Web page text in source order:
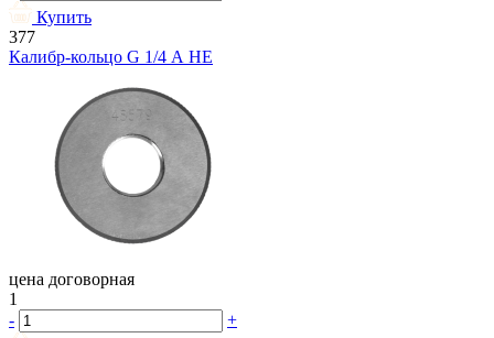
Купить
377
Калибр-кольцо G 1/4 А НЕ
цена договорная
1
-
+